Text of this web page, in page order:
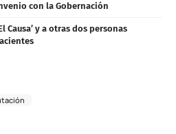
con la Gobernación
Causa’ y a otras dos personas